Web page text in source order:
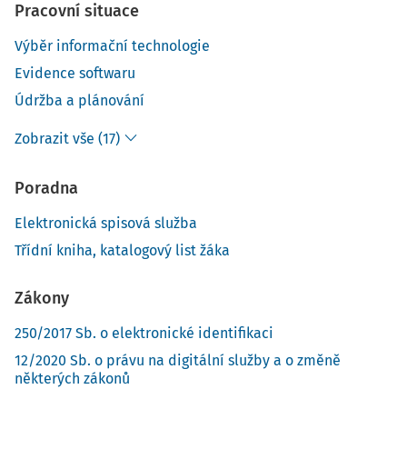
Pracovní situace
Výběr informační technologie
Evidence softwaru
Údržba a plánování
Zobrazit vše (17)
Poradna
Elektronická spisová služba
Třídní kniha, katalogový list žáka
Zákony
250/2017 Sb. o elektronické identifikaci
12/2020 Sb. o právu na digitální služby a o změně
některých zákonů